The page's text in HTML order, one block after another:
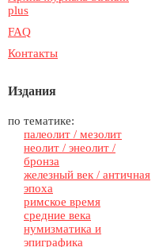
plus
FAQ
Контакты
Издания
по тематике:
палеолит / мезолит
неолит / энеолит /
бронза
железный век / античная
эпоха
римское время
средние века
нумизматика и
эпиграфика